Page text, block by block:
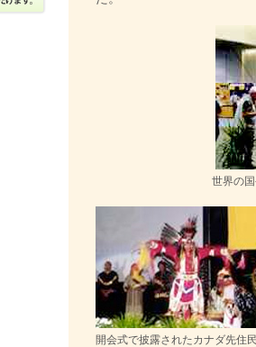
世界の
開会式で披露されたカナダ先住